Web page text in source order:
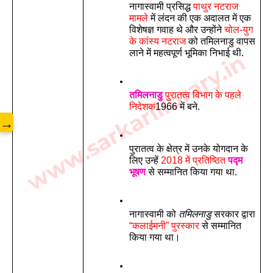
नागास्वामी प्रसिद्ध पाथुर नटराज
मामले में लंदन की एक अदालत में एक
विशेषज्ञ गवाह थे और उन्होंने चोल-युग
के कांस्य नटराज को तमिलनाडु वापस
लाने में महत्वपूर्ण भूमिका निभाई थी.
तमिलनाडु पुरातत्व विभाग के पहले
निदेशक1966 में बने.
पुरातत्व के क्षेत्र में उनके योगदान के
लिए उन्हें 2018 में प्रतिष्ठित पद्म
भूषण से सम्मानित किया गया था.
नागास्वामी को तमिलनाडु
सरकार द्वारा
“कलाईमनी” पुरस्कार से सम्मानित
किया गया था।
www.sarkarilibrary.in
→